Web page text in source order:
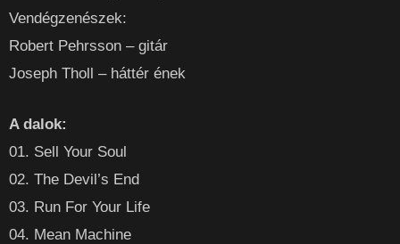
Vendégzenészek:
Robert Pehrsson – gitár
Joseph Tholl – háttér ének
A dalok:
01. Sell Your Soul
02. The Devil’s End
03. Run For Your Life
04. Mean Machine